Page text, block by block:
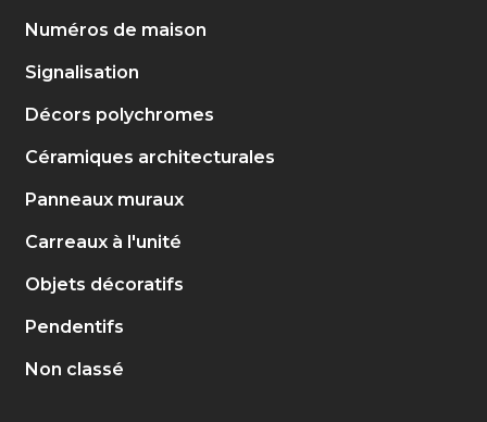
Numéros de maison
Signalisation
Décors polychromes
Céramiques architecturales
Panneaux muraux
Carreaux à l'unité
Objets décoratifs
Pendentifs
Non classé